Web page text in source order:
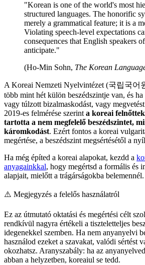
"Korean is one of the world's most
structured languages. The honorific
merely a grammatical feature; it is a
Violating speech-level expectations
consequences that English speakers
anticipate."
(Ho-Min Sohn, The Korean
A Koreai Nemzeti Nyelvintézet (국립국어
több mint hét külön beszédszintje van, és ha
vagy túlzott bizalmaskodást, vagy
2019-es felmérése szerinta koreai
tartotta a nem megfelelő beszédszintet,
káromkodást. Ezért fontos a koreai
megértése, a beszédszint megsértésétől a
Ha még építed a koreai alapokat, kezdd a
anyagainkkal, hogy megértsd a formális és
alapjait, mielőtt a trágárságokba belemennél.
⚠️ Megjegyzés a felelős használatról
Ez az útmutató oktatási és megértési célt
rendkívül nagyra értékeli a tiszteletteljes
idegenekkel szemben. Ha nem anyanyelvi
használod ezeket a szavakat, valódi sértést
okozhatsz. Aranyszabály: ha az
abban a helyzetben, koreaiul se tedd.